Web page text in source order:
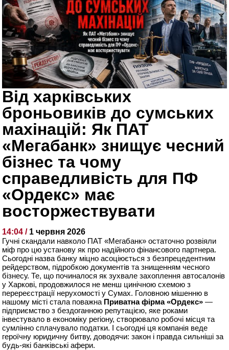
Від харківських
броньовиків до сумських
махінацій: Як ПАТ
«Мегабанк» знищує чесний
бізнес та чому
справедливість для ПФ
«Ордекс» має
восторжествувати
14:04 / 1 червня 2026
Гучні скандали навколо ПАТ «Мегабанк» остаточно розвіяли
міф про цю установу як про надійного фінансового партнера.
Сьогодні назва банку міцно асоціюється з безпрецедентним
рейдерством, підробкою документів та знищенням чесного
бізнесу. Те, що починалося як зухвале захоплення автосалонів
у Харкові, продовжилося не менш цинічною схемою з
перереєстрації нерухомості у Сумах. Головною мішенню в
нашому місті стала поважна Приватна фірма «Ордекс» —
підприємство з бездоганною репутацією, яке роками
інвестувало в економіку регіону, створювало робочі місця та
сумлінно сплачувало податки. І сьогодні ця компанія веде
героїчну юридичну битву, доводячи: закон і правда сильніші за
будь-які банківські афери.